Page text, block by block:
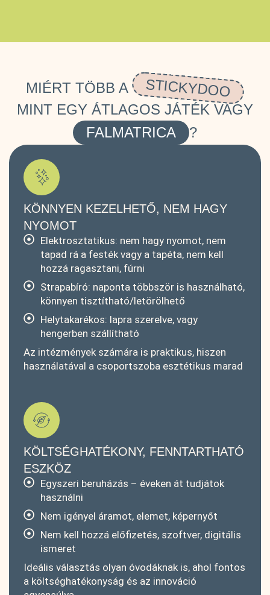
MIÉRT TÖBB A STICKYDOO
MINT EGY ÁTLAGOS JÁTÉK VAGY
FALMATRICA
?
KÖNNYEN KEZELHETŐ, NEM HAGY
NYOMOT
Elektrosztatikus: nem hagy nyomot, nem
tapad rá a festék vagy a tapéta, nem kell
hozzá ragasztani, fúrni
Strapabíró: naponta többször is használható,
könnyen tisztítható/letörölhető
Helytakarékos: lapra szerelve, vagy
hengerben szállítható
Az intézmények számára is praktikus, hiszen
használatával a csoportszoba esztétikus marad
KÖLTSÉGHATÉKONY, FENNTARTHATÓ
ESZKÖZ
Egyszeri beruházás – éveken át tudjátok
használni
Nem igényel áramot, elemet, képernyőt
Nem kell hozzá előfizetés, szoftver, digitális
ismeret
Ideális választás olyan óvodáknak is, ahol fontos
a költséghatékonyság és az innováció